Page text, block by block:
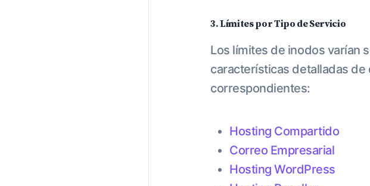
3. Límites por Tipo de Servicio
Los límites de inodos varían
características detalladas de
correspondientes:
Hosting Compartido
Correo Empresarial
Hosting WordPress